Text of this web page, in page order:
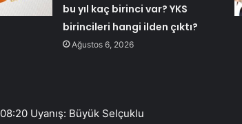
bu yıl kaç birinci var? YKS
birincileri hangi ilden çıktı?
Ağustos 6, 2026
08:20 Uyanış: Büyük Selçuklu